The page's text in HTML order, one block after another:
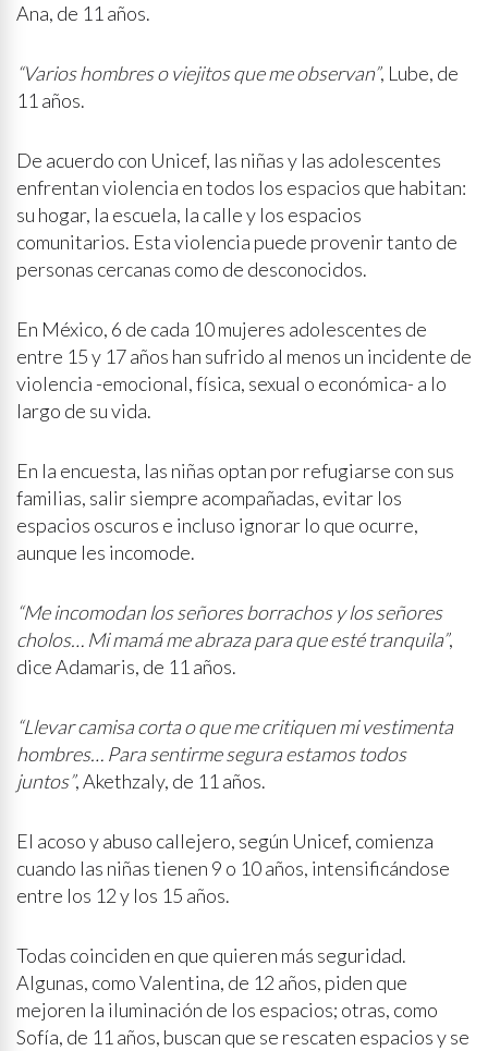
Ana, de 11 años.
“Varios hombres o viejitos que me observan”, Lube, de
11 años.
De acuerdo con Unicef, las niñas y las adolescentes
enfrentan violencia en todos los espacios que habitan:
su hogar, la escuela, la calle y los espacios
comunitarios. Esta violencia puede provenir tanto de
personas cercanas como de desconocidos.
En México, 6 de cada 10 mujeres adolescentes de
entre 15 y 17 años han sufrido al menos un incidente de
violencia -emocional, física, sexual o económica- a lo
largo de su vida.
En la encuesta, las niñas optan por refugiarse con sus
familias, salir siempre acompañadas, evitar los
espacios oscuros e incluso ignorar lo que ocurre,
aunque les incomode.
“Me incomodan los señores borrachos y los señores
cholos… Mi mamá me abraza para que esté tranquila”,
dice Adamaris, de 11 años.
“Llevar camisa corta o que me critiquen mi vestimenta
hombres… Para sentirme segura estamos todos
juntos”, Akethzaly, de 11 años.
El acoso y abuso callejero, según Unicef, comienza
cuando las niñas tienen 9 o 10 años, intensificándose
entre los 12 y los 15 años.
Todas coinciden en que quieren más seguridad.
Algunas, como Valentina, de 12 años, piden que
mejoren la iluminación de los espacios; otras, como
Sofía, de 11 años, buscan que se rescaten espacios y se